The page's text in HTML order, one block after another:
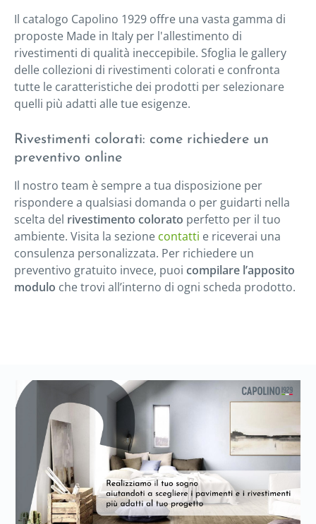
Il catalogo Capolino 1929 offre una vasta gamma di
proposte Made in Italy per l'allestimento di
rivestimenti di qualità ineccepibile. Sfoglia le gallery
delle collezioni di rivestimenti colorati e confronta
tutte le caratteristiche dei prodotti per selezionare
quelli più adatti alle tue esigenze.
Rivestimenti colorati: come richiedere un
preventivo online
Il nostro team è sempre a tua disposizione per
rispondere a qualsiasi domanda o per guidarti nella
scelta del rivestimento colorato perfetto per il tuo
ambiente. Visita la sezione contatti e riceverai una
consulenza personalizzata. Per richiedere un
preventivo gratuito invece, puoi compilare l’apposito
modulo che trovi all’interno di ogni scheda prodotto.